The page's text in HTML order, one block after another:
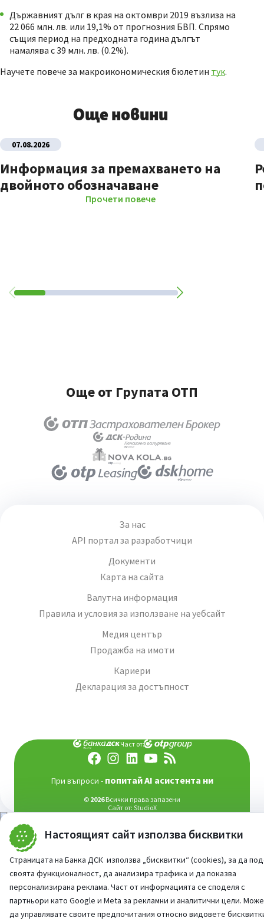
Настоящият сайт използва бисквитки
Страницата на Банка ДСК използва „бисквитки“ (cookies), за да
своята функционалност, да анализира трафика и да показва
персонализирана реклама. Част от информацията се споделя с
партньори като Google и Meta за рекламни и аналитични цели.
да управлявате своите предпочитания относно видовете
Държавният дълг в края на октомври 2019 възлиза на
22 066 млн. лв. или 19,1% от прогнозния БВП. Спрямо
същия период на предходната година дългът
намалява с 39 млн. лв. (0.2%).
Научете повече за макроикономическия бюлетин тук.
Още новини
07.08.2026
Информация за премахването на
двойното обозначаване
Прочети повече
Още от Групата ОТП
За нас
API портал за разработчици
Документи
Карта на сайта
Валутна информация
Правила и условия за използване на уебсайт
Медия център
Продажба на имоти
Кариери
Декларация за достъпност
Част от:
При въпроси - попитай AI асистента ни
© 2026Всички права запазени
Сайт от: StudioX